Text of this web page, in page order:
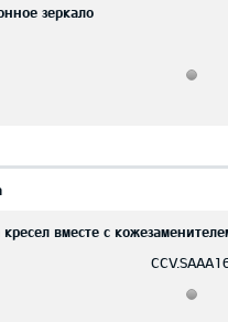
зеркало
вместе с